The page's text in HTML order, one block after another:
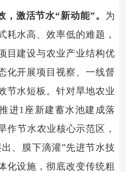
，激活节水“新动能”。 为
耗水高、效率低的难题，
目建设与农业产业结构优
化开展项目视察、一线督
节水短板。针对旱地农业
进1座新建蓄水池建成落
作节水农业核心示范区，
、膜下滴灌”先进节水技
化设施，彻底改变传统粗